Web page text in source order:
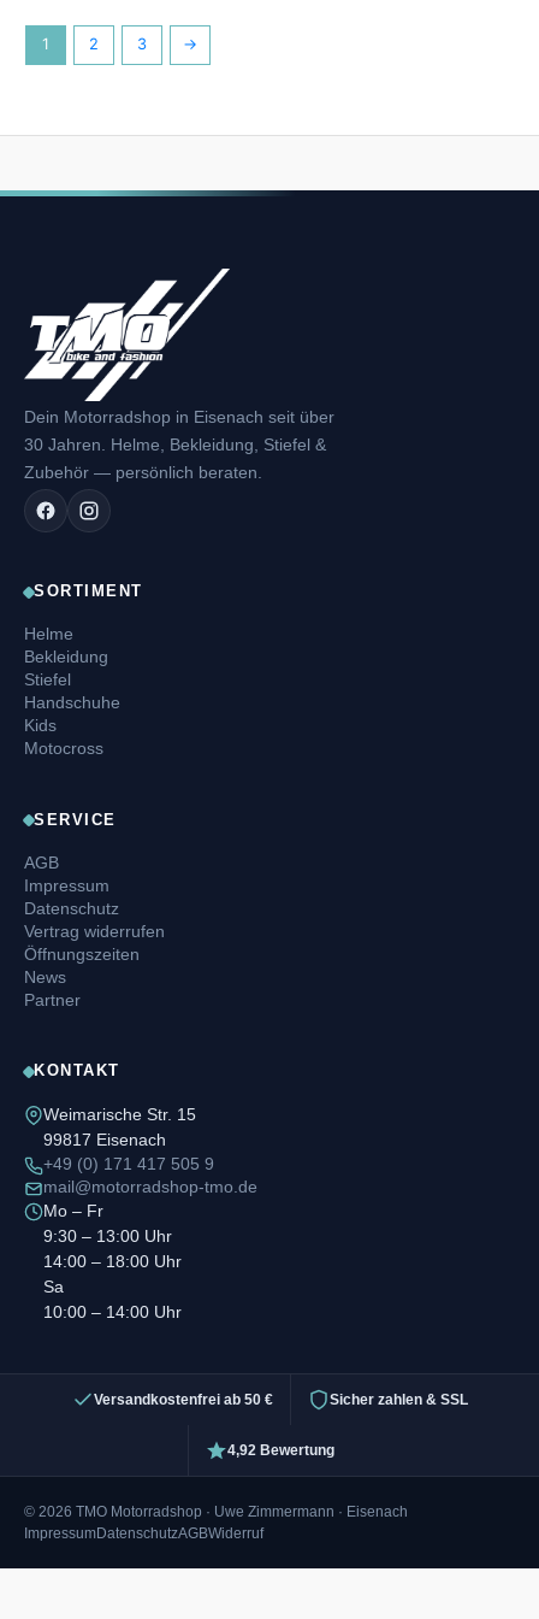
1 2 3 →
Dein Motorradshop in Eisenach seit über
30 Jahren. Helme, Bekleidung, Stiefel &
Zubehör — persönlich beraten.
SORTIMENT
Helme
Bekleidung
Stiefel
Handschuhe
Kids
Motocross
SERVICE
AGB
Impressum
Datenschutz
Vertrag widerrufen
Öffnungszeiten
News
Partner
KONTAKT
Weimarische Str. 15
99817 Eisenach
+49 (0) 171 417 505 9
mail@motorradshop-tmo.de
Mo – Fr
9:30 – 13:00 Uhr
14:00 – 18:00 Uhr
Sa
10:00 – 14:00 Uhr
Versandkostenfrei ab 50 € Sicher zahlen & SSL
4,92 Bewertung
© 2026 TMO Motorradshop · Uwe Zimmermann · Eisenach
ImpressumDatenschutzAGBWiderruf